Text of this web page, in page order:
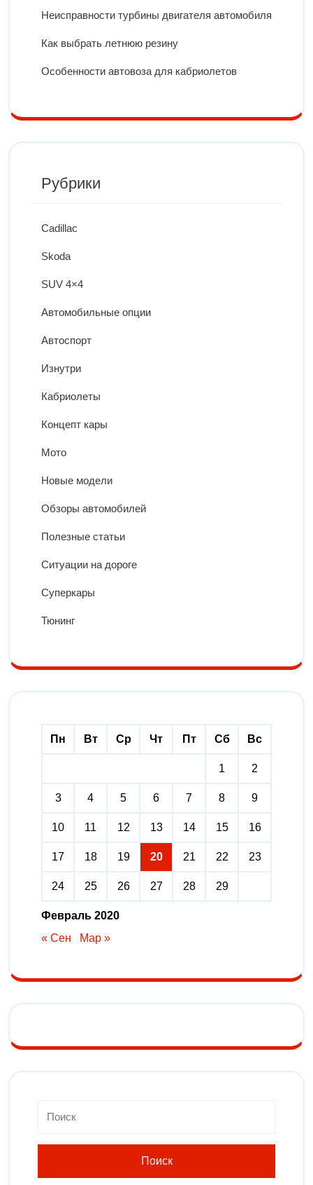
Неисправности турбины двигателя автомобиля
Как выбрать летнюю резину
Особенности автовоза для кабриолетов
Рубрики
Cadillac
Skoda
SUV 4×4
Автомобильные опции
Автоспорт
Изнутри
Кабриолеты
Концепт кары
Мото
Новые модели
Обзоры автомобилей
Полезные статьи
Ситуации на дороге
Суперкары
Тюнинг
Февраль 2020
Пн Вт Ср Чт Пт Сб Вс
1 2
3 4 5 6 7 8 9
10 11 12 13 14 15 16
17 18 19 20 21 22 23
24 25 26 27 28 29
« Сен Мар »